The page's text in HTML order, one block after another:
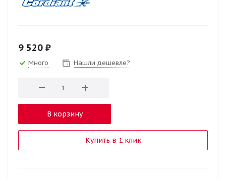
9 520 ₽
Много Нашли дешевле?
В корзину
Купить в 1 клик